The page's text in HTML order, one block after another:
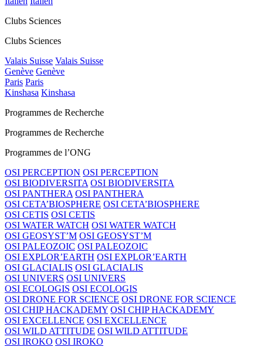
Clubs Sciences
Clubs Sciences
Valais Suisse Valais Suisse
Genève Genève
Paris Paris
Kinshasa Kinshasa
Programmes de Recherche
Programmes de Recherche
Programmes de l’ONG
OSI PERCEPTION OSI PERCEPTION
OSI BIODIVERSITA OSI BIODIVERSITA
OSI PANTHERA OSI PANTHERA
OSI CETA’BIOSPHERE OSI CETA’BIOSPHERE
OSI CETIS OSI CETIS
OSI WATER WATCH OSI WATER WATCH
OSI GEOSYST’M OSI GEOSYST’M
OSI PALEOZOIC OSI PALEOZOIC
OSI EXPLOR’EARTH OSI EXPLOR’EARTH
OSI GLACIALIS OSI GLACIALIS
OSI UNIVERS OSI UNIVERS
OSI ECOLOGIS OSI ECOLOGIS
OSI DRONE FOR SCIENCE OSI DRONE FOR SCIENCE
OSI CHIP HACKADEMY OSI CHIP HACKADEMY
OSI EXCELLENCE OSI EXCELLENCE
OSI WILD ATTITUDE OSI WILD ATTITUDE
OSI IROKO OSI IROKO